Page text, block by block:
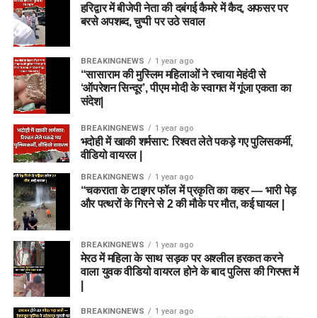
हरिद्वार में बीजेपी नेता की दबंगई कैमरे में कैद, अफसर पर
बरसे अपशब्द, चुप्पी पर उठे सवाल
BREAKINGNEWS 1 year ago
“सासाराम की मुस्लिम महिलाओं ने रचाया मेहंदी से
‘ऑपरेशन सिन्दूर’, पीएम मोदी के स्वागत में गूंजा एकता का
संदेश|
BREAKINGNEWS 1 year ago
भदोही में खाकी शर्मसार: रिश्वत लेते पकड़े गए पुलिसकर्मी,
वीडियो वायरल |
BREAKINGNEWS 1 year ago
“चकराता के टाइगर फॉल में प्रकृति का कहर — भारी पेड़
और पत्थरों के गिरने से 2 की मौके पर मौत, कई घायल |
BREAKINGNEWS 1 year ago
मेरठ में महिला के साथ सड़क पर अश्लील हरकत करने
वाला युवक वीडियो वायरल होने के बाद पुलिस की गिरफ्त में
BREAKINGNEWS 1 year ago